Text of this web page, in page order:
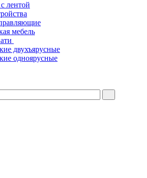
лентой
мебель
двухъярусные
одноярусные